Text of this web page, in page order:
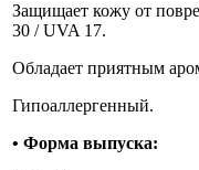
Защищает кожу от
30 / UVA 17.
Обладает приятным
Гипоаллергенный.
• Форма выпуска: